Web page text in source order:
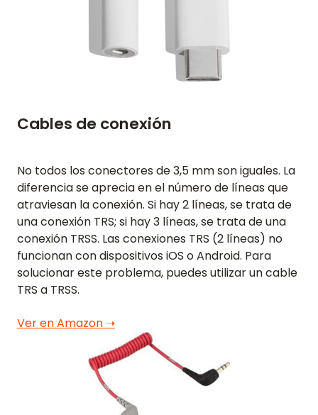
Cables de conexión
No todos los conectores de 3,5 mm son iguales. La
diferencia se aprecia en el número de líneas que
atraviesan la conexión. Si hay 2 líneas, se trata de
una conexión TRS; si hay 3 líneas, se trata de una
conexión TRSS. Las conexiones TRS (2 líneas) no
funcionan con dispositivos iOS o Android. Para
solucionar este problema, puedes utilizar un cable
TRS a TRSS.
Ver en Amazon ➝